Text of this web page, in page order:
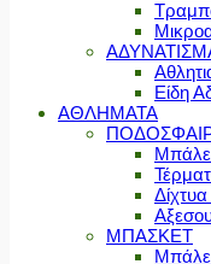
Είδη
ΑΘΛΗΜΑΤΑ
ΜΠΑΣΚΕΤ